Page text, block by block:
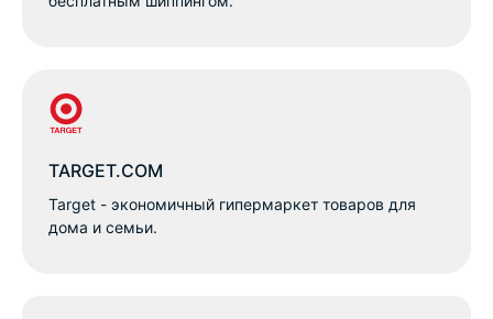
TARGET.COM
Target - экономичный гипермаркет товаров для
дома и семьи.